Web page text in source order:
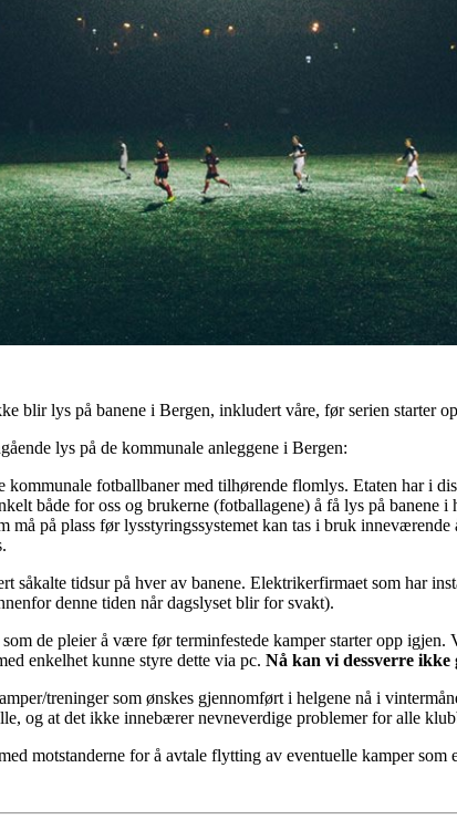
blir lys på banene i Bergen, inkludert våre, før serien starter
lys på de kommunale anleggene i Bergen:
fotballbaner med tilhørende flomlys. Etaten har i
både for oss og brukerne (fotballagene) å få lys på banene i
må på plass før lysstyringssystemet kan tas i bruk
såkalte tidsur på hver av banene. Elektrikerfirmaet som har
denne tiden når dagslyset blir for svakt).
de pleier å være før terminfestede kamper starter opp
enkelhet kunne styre dette via pc. Nå kan vi dessverre ikke
treninger som ønskes gjennomført i helgene nå i
og at det ikke innebærer nevneverdige problemer for alle
motstanderne for å avtale flytting av eventuelle kamper